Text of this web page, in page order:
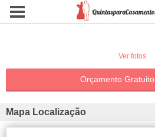
Ver fotos
Orçamento Gratuito
Mapa Localização